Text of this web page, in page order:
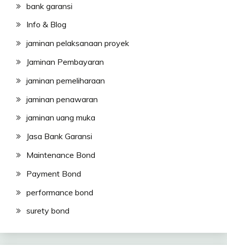
bank garansi
Info & Blog
jaminan pelaksanaan proyek
Jaminan Pembayaran
jaminan pemeliharaan
jaminan penawaran
jaminan uang muka
Jasa Bank Garansi
Maintenance Bond
Payment Bond
performance bond
surety bond